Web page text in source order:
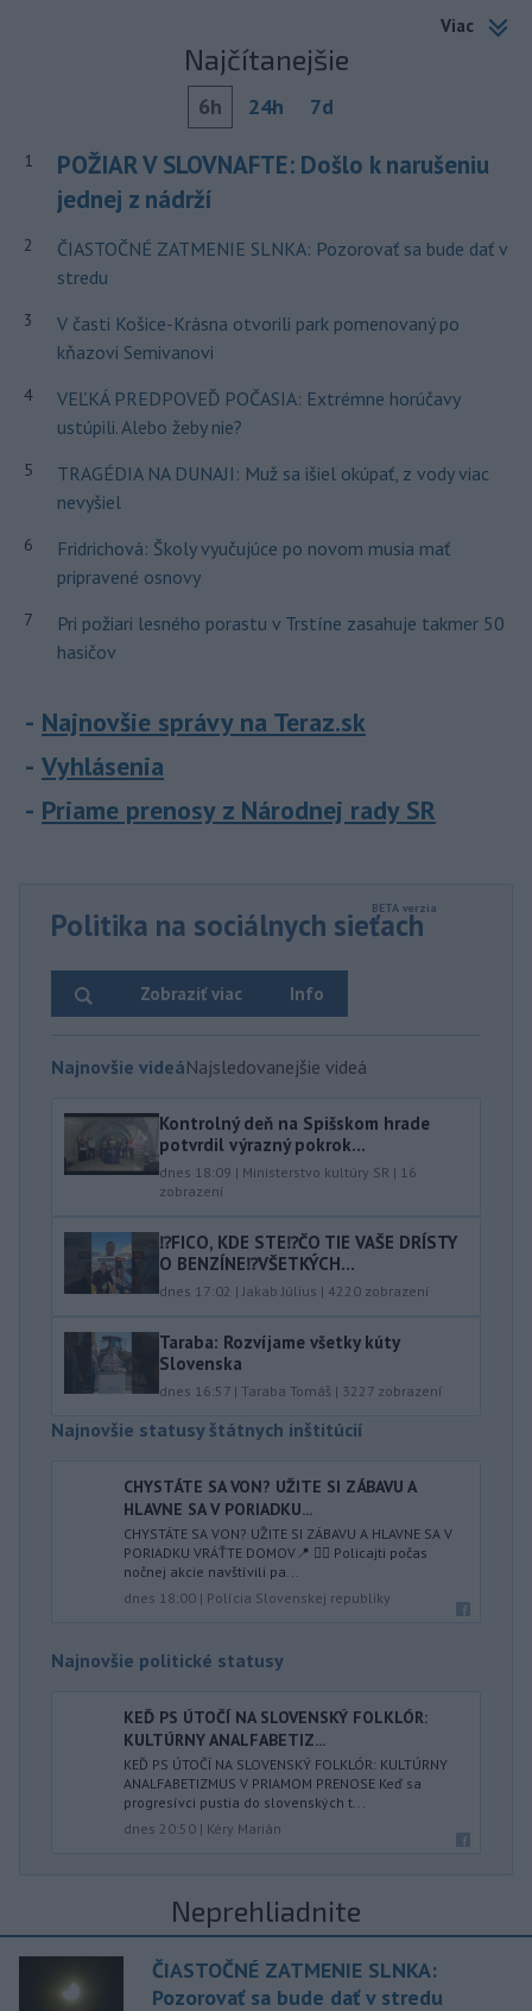
Viac
Najčítanejšie
6h 24h 7d
1
POŽIAR V SLOVNAFTE: Došlo k narušeniu
jednej z nádrží
2
ČIASTOČNÉ ZATMENIE SLNKA: Pozorovať sa bude dať v
stredu
3
V časti Košice-Krásna otvorili park pomenovaný po
kňazovi Semivanovi
4
VEĽKÁ PREDPOVEĎ POČASIA: Extrémne horúčavy
ustúpili. Alebo žeby nie?
5
TRAGÉDIA NA DUNAJI: Muž sa išiel okúpať, z vody viac
nevyšiel
6
Fridrichová: Školy vyučujúce po novom musia mať
pripravené osnovy
7
Pri požiari lesného porastu v Trstíne zasahuje takmer 50
hasičov
Najnovšie správy na Teraz.sk
Vyhlásenia
Priame prenosy z Národnej rady SR
Politika na sociálnych sieťach
Info
Zobraziť viac
Najnovšie videáNajsledovanejšie videá
Kontrolný deň na Spišskom hrade
potvrdil výrazný pokrok...
dnes 18:09 | Ministerstvo kultúry SR | 16
zobrazení
⁉️FICO, KDE STE⁉️ČO TIE VAŠE DRÍSTY
O BENZÍNE⁉️VŠETKÝCH...
dnes 17:02 | Jakab Július | 4220 zobrazení
Taraba: Rozvíjame všetky kúty
Slovenska
dnes 16:57 | Taraba Tomáš | 3227 zobrazení
Najnovšie statusy štátnych inštitúcií
CHYSTÁTE SA VON? UŽITE SI ZÁBAVU A
HLAVNE SA V PORIADKU...
CHYSTÁTE SA VON? UŽITE SI ZÁBAVU A HLAVNE SA V
PORIADKU VRÁŤTE DOMOV📍 👮‍♂️ Policajti počas
nočnej akcie navštívili pa...
dnes 18:00 | Polícia Slovenskej republiky
Najnovšie politické statusy
KEĎ PS ÚTOČÍ NA SLOVENSKÝ FOLKLÓR:
KULTÚRNY ANALFABETIZ...
KEĎ PS ÚTOČÍ NA SLOVENSKÝ FOLKLÓR: KULTÚRNY
ANALFABETIZMUS V PRIAMOM PRENOSE Keď sa
progresívci pustia do slovenských t...
dnes 20:50 | Kéry Marián
Neprehliadnite
ČIASTOČNÉ ZATMENIE SLNKA:
Pozorovať sa bude dať v stredu